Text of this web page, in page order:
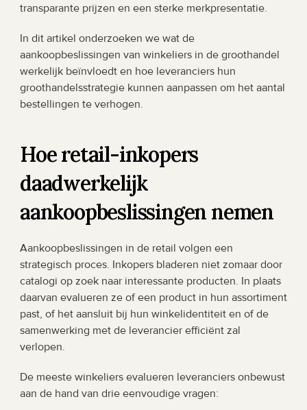
transparante prijzen en een sterke merkpresentatie.
In dit artikel onderzoeken we wat de
aankoopbeslissingen van winkeliers in de groothandel
werkelijk beïnvloedt en hoe leveranciers hun
groothandelsstrategie kunnen aanpassen om het aantal
bestellingen te verhogen.
Hoe retail-inkopers
daadwerkelijk
aankoopbeslissingen nemen
Aankoopbeslissingen in de retail volgen een
strategisch proces. Inkopers bladeren niet zomaar door
catalogi op zoek naar interessante producten. In plaats
daarvan evalueren ze of een product in hun assortiment
past, of het aansluit bij hun winkelidentiteit en of de
samenwerking met de leverancier efficiënt zal
verlopen.
De meeste winkeliers evalueren leveranciers onbewust
aan de hand van drie eenvoudige vragen: